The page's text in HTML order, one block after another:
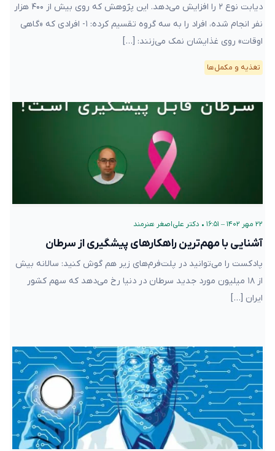
دیابت نوع ۲ را افزایش می‌دهد. این پژوهش که روی بیش از ۴۰۰ هزار
نفر انجام شده، افراد را به سه گروه تقسیم کرده: ۱- افرادی که «گاهی‌
اوقات» روی غذایشان نمک می‌زنند: […]
تغذیه و مکمل‌ها
۲۲ مهر ۱۴۰۲ – ۱۶:۵۱ • دکتر علی‌اصغر هنرمند
آشنایی با مهم‌ترین راهکارهای پیشگیری از سرطان
پادکست را می‌توانید در پلت‌فرم‌های زیر هم گوش کنید: سالانه بیش
از ۱۸ میلیون مورد جدید سرطان در دنیا رخ می‌دهد که سهم کشور
ایران […]